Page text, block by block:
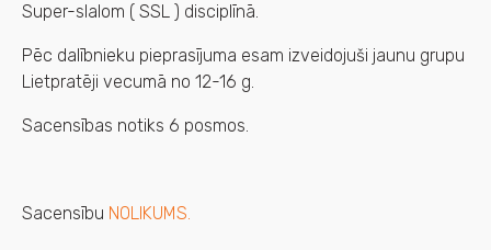
Super-slalom ( SSL ) disciplīnā.
Pēc dalībnieku pieprasījuma esam izveidojuši jaunu grupu
Lietpratēji vecumā no 12-16 g.
Sacensības notiks 6 posmos.
Sacensību NOLIKUMS.